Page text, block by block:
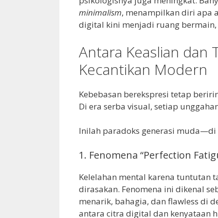
minimalism, menampilkan diri apa
digital kini menjadi ruang bermain,
Antara Keaslian dan
Kecantikan Modern
Kebebasan berekspresi tetap
Di era serba visual, setiap
Inilah paradoks generasi
1. Fenomena “Perfection
Kelelahan mental karena tuntutan
dirasakan. Fenomena ini dikenal
menarik, bahagia, dan flawless di
antara citra digital dan kenyataan